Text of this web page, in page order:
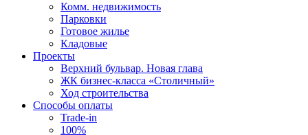
Комм. недвижимость
Парковки
Готовое жилье
Кладовые
Проекты
Верхний бульвар. Новая глава
ЖК бизнес-класса «Столичный»
Ход строительства
Способы оплаты
Trade-in
100%